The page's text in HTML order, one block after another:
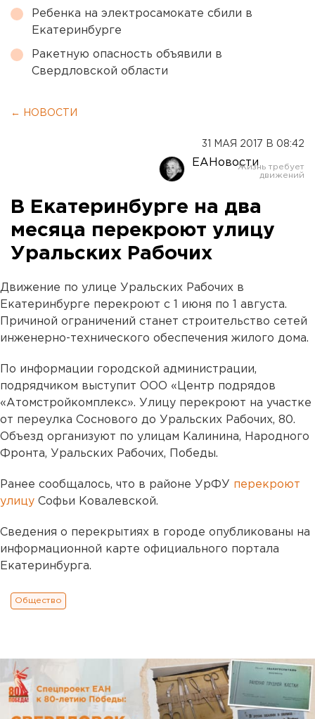
Ребенка на электросамокате сбили в
Екатеринбурге
Ракетную опасность объявили в
Свердловской области
← НОВОСТИ
31 МАЯ 2017 В 08:42
ЕАНовости
В Екатеринбурге на два
месяца перекроют улицу
Уральских Рабочих
Движение по улице Уральских Рабочих в
Екатеринбурге перекроют с 1 июня по 1 августа.
Причиной ограничений станет строительство сетей
инженерно-технического обеспечения жилого дома.
По информации городской администрации,
подрядчиком выступит ООО «Центр подрядов
«Атомстройкомплекс». Улицу перекроют на участке
от переулка Соснового до Уральских Рабочих, 80.
Объезд организуют по улицам Калинина, Народного
Фронта, Уральских Рабочих, Победы.
Ранее сообщалось, что в районе УрФУ перекроют
улицу Софьи Ковалевской.
Сведения о перекрытиях в городе опубликованы на
информационной карте официального портала
Екатеринбурга.
Общество